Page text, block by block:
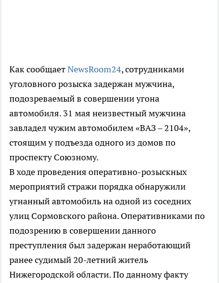
Как сообщаетNewsRoom24, сотрудниками
уголовного розыска задержан мужчина,
подозреваемый в совершении угона
автомобиля. 31 мая неизвестный мужчина
завладел чужим автомобилем «ВАЗ – 2104»,
стоящим у подъезда одного из домов по
проспекту Союзному.
В ходе проведения оперативно-розыскных
мероприятий стражи порядка обнаружили
угнанный автомобиль на одной из соседних
улиц Сормовского района. Оперативниками по
подозрению в совершении данного
преступления был задержан неработающий
ранее судимый 20-летний житель
Нижегородской области. По данному факту